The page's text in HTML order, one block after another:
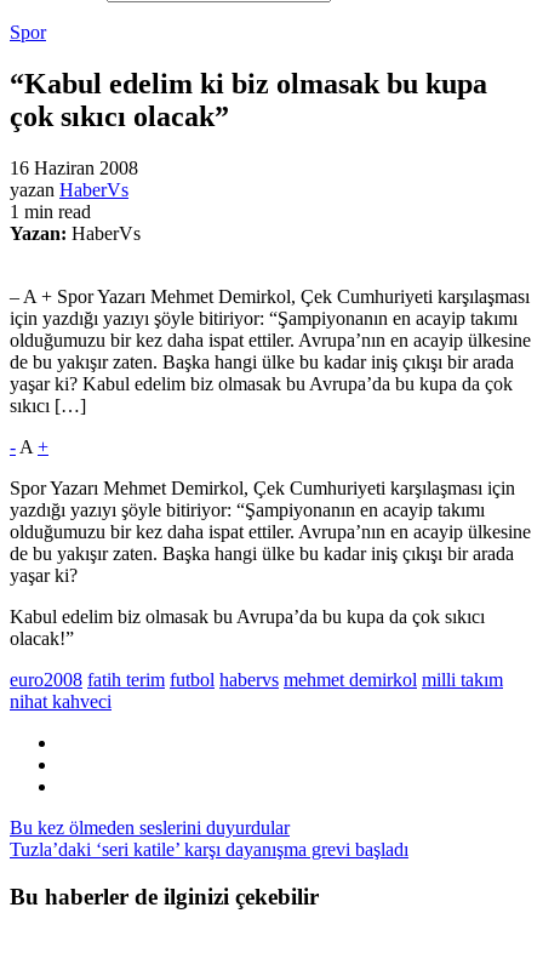
Spor
“Kabul edelim ki biz olmasak bu kupa
çok sıkıcı olacak”
16 Haziran 2008
yazan HaberVs
1 min read
Yazan: HaberVs
– A + Spor Yazarı Mehmet Demirkol, Çek Cumhuriyeti karşılaşması
için yazdığı yazıyı şöyle bitiriyor: “Şampiyonanın en acayip takımı
olduğumuzu bir kez daha ispat ettiler. Avrupa’nın en acayip ülkesine
de bu yakışır zaten. Başka hangi ülke bu kadar iniş çıkışı bir arada
yaşar ki? Kabul edelim biz olmasak bu Avrupa’da bu kupa da çok
sıkıcı […]
- A +
Spor Yazarı Mehmet Demirkol, Çek Cumhuriyeti karşılaşması için
yazdığı yazıyı şöyle bitiriyor: “Şampiyonanın en acayip takımı
olduğumuzu bir kez daha ispat ettiler. Avrupa’nın en acayip ülkesine
de bu yakışır zaten. Başka hangi ülke bu kadar iniş çıkışı bir arada
yaşar ki?
Kabul edelim biz olmasak bu Avrupa’da bu kupa da çok sıkıcı
olacak!”
euro2008 fatih terim futbol habervs mehmet demirkol milli takım
nihat kahveci
Bu kez ölmeden seslerini duyurdular
Tuzla’daki ‘seri katile’ karşı dayanışma grevi başladı
Bu haberler de ilginizi çekebilir